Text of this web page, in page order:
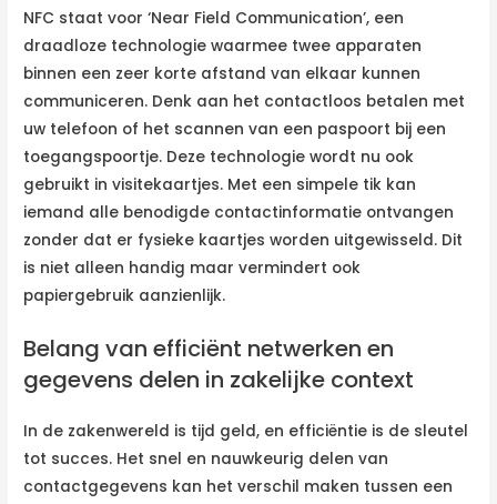
NFC staat voor ‘Near Field Communication’, een
draadloze technologie waarmee twee apparaten
binnen een zeer korte afstand van elkaar kunnen
communiceren. Denk aan het contactloos betalen met
uw telefoon of het scannen van een paspoort bij een
toegangspoortje. Deze technologie wordt nu ook
gebruikt in visitekaartjes. Met een simpele tik kan
iemand alle benodigde contactinformatie ontvangen
zonder dat er fysieke kaartjes worden uitgewisseld. Dit
is niet alleen handig maar vermindert ook
papiergebruik aanzienlijk.
Belang van efficiënt netwerken en
gegevens delen in zakelijke context
In de zakenwereld is tijd geld, en efficiëntie is de sleutel
tot succes. Het snel en nauwkeurig delen van
contactgegevens kan het verschil maken tussen een